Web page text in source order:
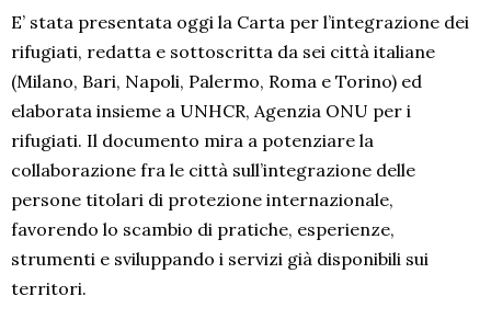
E’ stata presentata oggi la Carta per l’integrazione dei
rifugiati, redatta e sottoscritta da sei città italiane
(Milano, Bari, Napoli, Palermo, Roma e Torino) ed
elaborata insieme a UNHCR, Agenzia ONU per i
rifugiati. Il documento mira a potenziare la
collaborazione fra le città sull’integrazione delle
persone titolari di protezione internazionale,
favorendo lo scambio di pratiche, esperienze,
strumenti e sviluppando i servizi già disponibili sui
territori.